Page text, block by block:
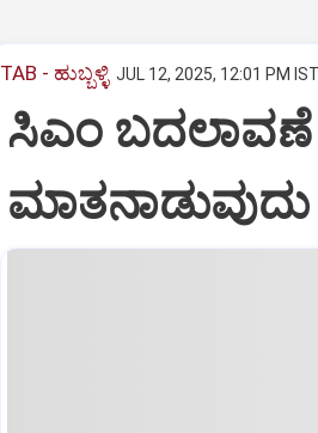
TAB - ಹುಬ್ಬಳ್ಳಿ JUL 12, 2025, 12:01 PM IST
ಸಿಎಂ ಬದಲಾವಣೆ